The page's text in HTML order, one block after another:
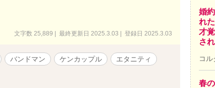
文字数 25,889 | 最終更新日 2025.3.03 | 登録日 2025.3.03
バンドマン ケンカップル
エタニティ
婚
れ
才
さ
コル
春